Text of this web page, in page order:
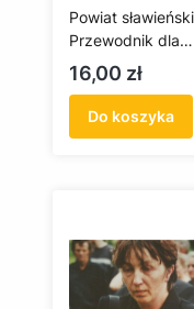
Powiat
Przewodnik dla
aktywnych
Cena
16,00 zł
Do koszyka